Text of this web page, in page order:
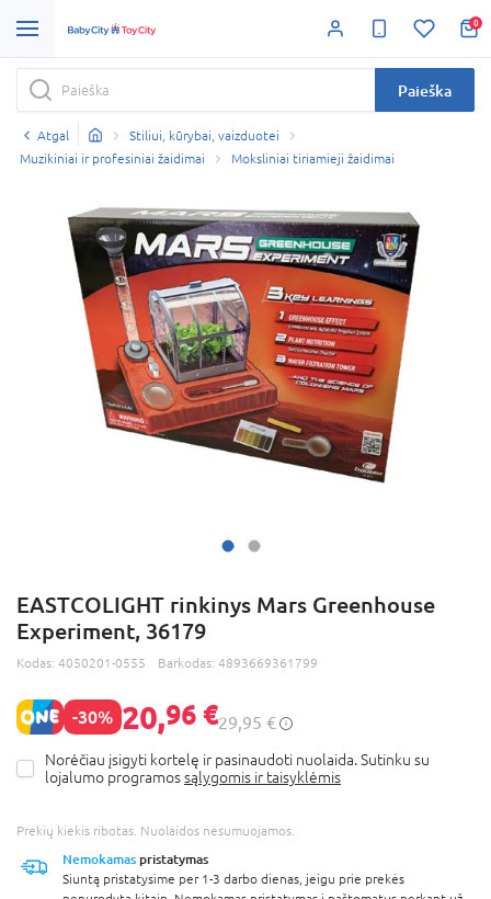
0
Paieška
Atgal
Stiliui, kūrybai, vaizduotei
Muzikiniai ir profesiniai žaidimai
Moksliniai tiriamieji žaidimai
EASTCOLIGHT rinkinys Mars Greenhouse
Experiment, 36179
Kodas: 4050201-0555 Barkodas: 4893669361799
-30% 20,96 €29,95 €
Norėčiau įsigyti kortelę ir pasinaudoti nuolaida. Sutinku su
lojalumo programossąlygomis ir taisyklėmis
Prekių kiekis ribotas. Nuolaidos nesumuojamos.
Nemokamas pristatymas
Siuntą pristatysime per 1-3 darbo dienas, jeigu prie prekės